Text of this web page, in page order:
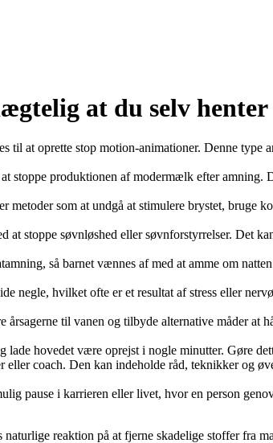
at du selv
at oprette stop motion-animationer. Denne type
produktionen af modermælk efter amning.
som at undgå at stimulere brystet, bruge
stoppe søvnløshed eller søvnforstyrrelser. Det
så barnet vænnes af med at amme om
hvilket ofte er et resultat af stress eller
til vanen og tilbyde alternative måder at
hovedet være oprejst i nogle minutter. Gøre
coach. Den kan indeholde råd, teknikker og
pause i karrieren eller livet, hvor en person
reaktion på at fjerne skadelige stoffer fra